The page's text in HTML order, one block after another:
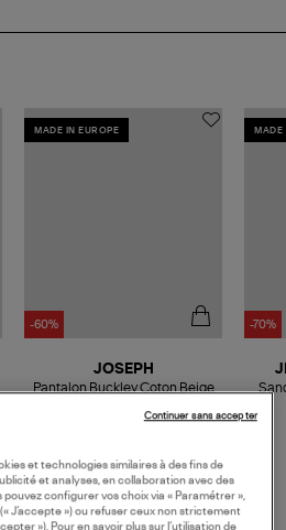
MADE IN EUROPE
-60%
485,00 €
JOSEPH
Pantalon Buckley Coton Beige
MADE
-70%
et technologies similaires à des fins de
et analyses, en collaboration avec des
configurer vos choix via « Paramétrer »,
J’accepte ») ou refuser ceux non strictement
»). Pour en savoir plus sur l’utilisation de
Continuer sans accepter